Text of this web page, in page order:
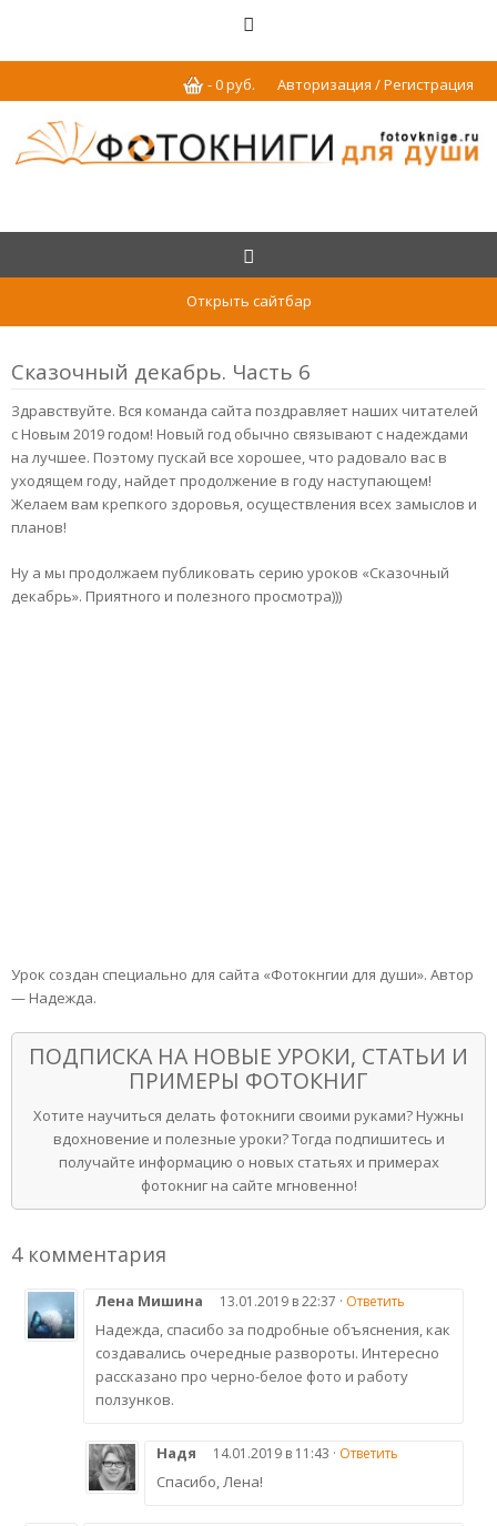
Авторизация / Регистрация
-0руб.
Открыть сайтбар
Сказочный декабрь. Часть 6
Здравствуйте. Вся команда сайта поздравляет наших читателей
с Новым 2019 годом! Новый год обычно связывают с надеждами
на лучшее. Поэтому пускай все хорошее, что радовало вас в
уходящем году, найдет продолжение в году наступающем!
Желаем вам крепкого здоровья, осуществления всех замыслов и
планов!
Ну а мы продолжаем публиковать серию уроков «Сказочный
декабрь». Приятного и полезного просмотра)))
Урок создан специально для сайта «Фотокнгии для души». Автор
— Надежда.
ПОДПИСКА НА НОВЫЕ УРОКИ, СТАТЬИ И
ПРИМЕРЫ ФОТОКНИГ
Хотите научиться делать фотокниги своими руками? Нужны
вдохновение и полезные уроки? Тогда подпишитесь и
получайте информацию о новых статьях и примерах
фотокниг на сайте мгновенно!
4 комментария
Лена Мишина 13.01.2019 в 22:37 · Ответить
Надежда, спасибо за подробные объяснения, как
создавались очередные развороты. Интересно
рассказано про черно-белое фото и работу
ползунков.
Надя 14.01.2019 в 11:43 · Ответить
Спасибо, Лена!